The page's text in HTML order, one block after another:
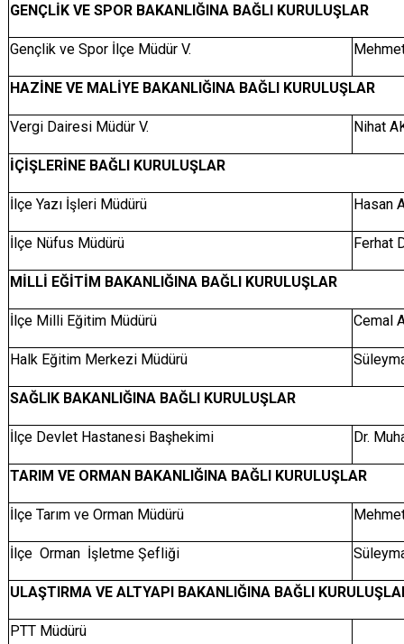
GENÇLİK VE SPOR BAKANLIĞINA BAĞLI KURULUŞLAR
Gençlik ve Spor İlçe Müdür V.
HAZİNE VE MALİYE BAKANLIĞINA BAĞLI KURULUŞLAR
Vergi Dairesi Müdür V. Nihat
İÇİŞLERİNE BAĞLI KURULUŞLAR
İlçe Yazı İşleri Müdürü Hasan
İlçe Nüfus Müdürü Ferhat
MİLLİ EĞİTİM BAKANLIĞINA BAĞLI KURULUŞLAR
İlçe Milli Eğitim Müdürü Cemal
Halk Eğitim Merkezi Müdürü
SAĞLIK BAKANLIĞINA BAĞLI KURULUŞLAR
İlçe Devlet Hastanesi Başhekimi Dr.
TARIM VE ORMAN BAKANLIĞINA BAĞLI KURULUŞLAR
İlçe Tarım ve Orman Müdürü
İlçe Orman İşletme Şefliği
ULAŞTIRMA VE ALTYAPI BAKANLIĞINA BAĞLI
PTT Müdürü